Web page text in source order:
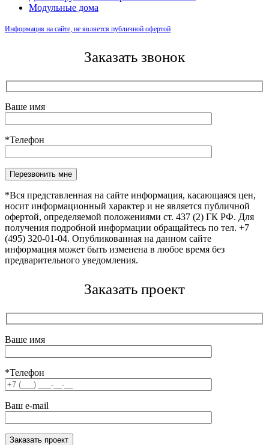
Модульные дома
Информация на сайте, не является публичной офертой
Заказать звонок
Ваше имя
*Телефон
Оставьте это поле пустым.
*Вся представленная на сайте информация, касающаяся цен,
носит информационный характер и не является публичной
офертой, определяемой положениями ст. 437 (2) ГК РФ. Для
получения подробной информации обращайтесь по тел. +7
(495) 320-01-04. Опубликованная на данном сайте
информация может быть изменена в любое время без
предварительного уведомления.
Заказать проект
Ваше имя
*Телефон
Ваш e-mail